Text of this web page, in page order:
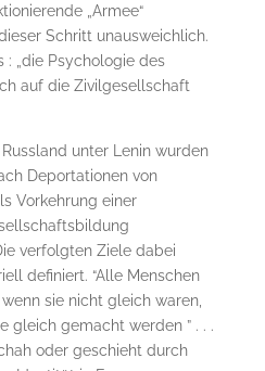
„Armee“
Schritt unausweichlich.
: „die Psychologie des
auf die Zivilgesellschaft
unter Lenin wurden
Deportationen von
Vorkehrung einer
verfolgten Ziele dabei
definiert. “Alle Menschen
sie nicht gleich waren,
gleich gemacht werden ” . . .
oder geschieht durch